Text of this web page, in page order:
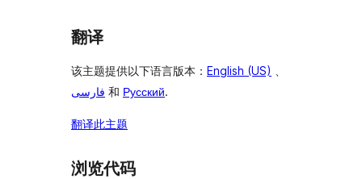
翻译
该主题提供以下语言版本： English (US)
فارسی 和 Русский.
翻译此主题
浏览代码